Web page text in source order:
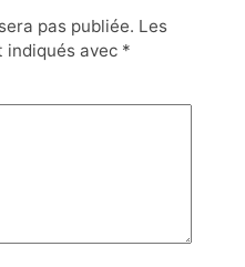
pas publiée. Les
indiqués avec *